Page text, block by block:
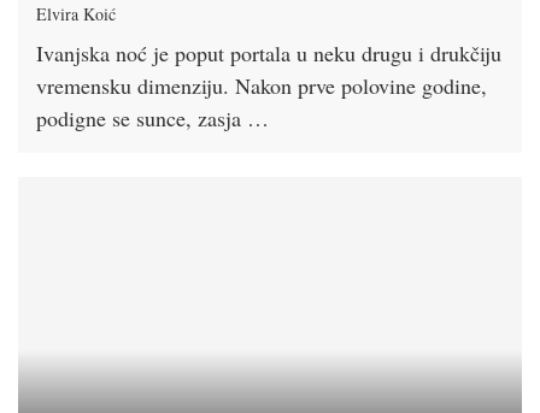
Elvira Koić
Ivanjska noć je poput portala u neku drugu i drukčiju
vremensku dimenziju. Nakon prve polovine godine,
podigne se sunce, zasja …